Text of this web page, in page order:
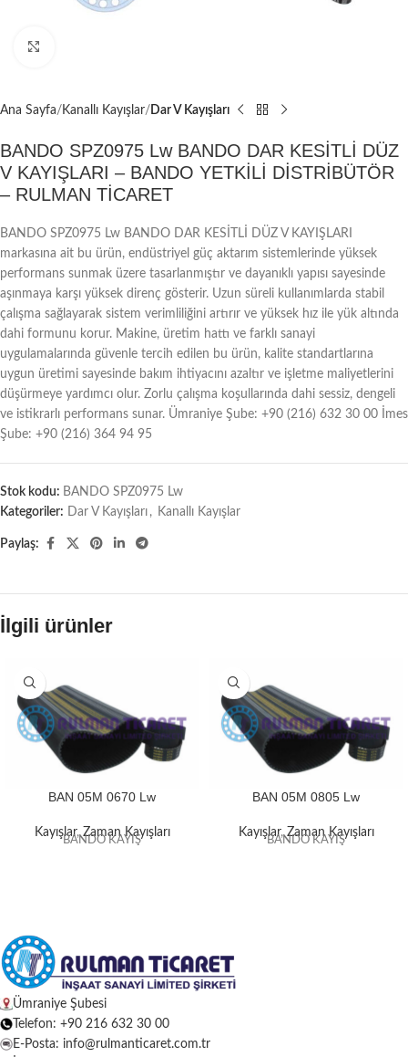
Ana Sayfa Kanallı Kayışlar Dar V Kayışları
BANDO SPZ0975 Lw BANDO DAR KESİTLİ DÜZ
V KAYIŞLARI – BANDO YETKİLİ DİSTRİBÜTÖR
– RULMAN TİCARET
BANDO SPZ0975 Lw BANDO DAR KESİTLİ DÜZ V KAYIŞLARI
markasına ait bu ürün, endüstriyel güç aktarım sistemlerinde yüksek
performans sunmak üzere tasarlanmıştır ve dayanıklı yapısı sayesinde
aşınmaya karşı yüksek direnç gösterir. Uzun süreli kullanımlarda stabil
çalışma sağlayarak sistem verimliliğini artırır ve yüksek hız ile yük altında
dahi formunu korur. Makine, üretim hattı ve farklı sanayi
uygulamalarında güvenle tercih edilen bu ürün, kalite standartlarına
uygun üretimi sayesinde bakım ihtiyacını azaltır ve işletme maliyetlerini
düşürmeye yardımcı olur. Zorlu çalışma koşullarında dahi sessiz, dengeli
ve istikrarlı performans sunar. Ümraniye Şube: +90 (216) 632 30 00 İmes
Şube: +90 (216) 364 94 95
Stok kodu: BANDO SPZ0975 Lw
Kategoriler:
Dar V Kayışları , Kanallı Kayışlar
Paylaş:
İlgili ürünler
BAN 05M 0670 Lw
Kayışlar,Zaman Kayışları
BANDO KAYIŞ
BAN 05M 0805 Lw
Kayışlar,Zaman Kayışları
BANDO KAYIŞ
Ümraniye Şubesi
Telefon: +90 216 632 30 00
E-Posta: info@rulmanticaret.com.tr